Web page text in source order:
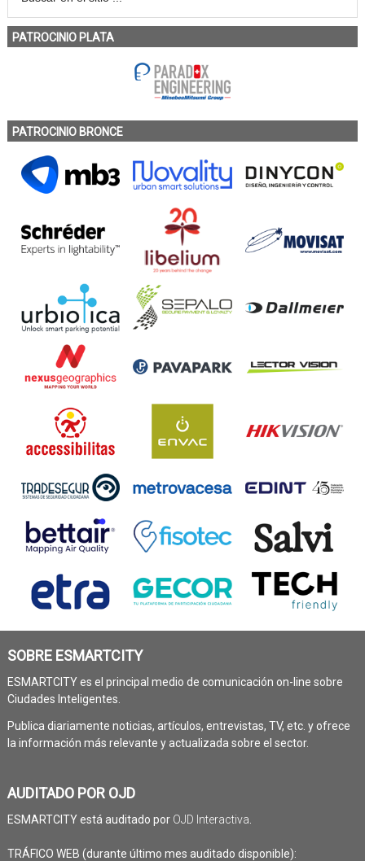
PATROCINIO PLATA
PATROCINIO BRONCE
SOBRE ESMARTCITY
ESMARTCITY es el principal medio de comunicación on-line sobre
Ciudades Inteligentes.
Publica diariamente noticias, artículos, entrevistas, TV, etc. y ofrece
la información más relevante y actualizada sobre el sector.
AUDITADO POR OJD
ESMARTCITY está auditado por OJD Interactiva
TRÁFICO WEB (durante último mes auditado disponible):